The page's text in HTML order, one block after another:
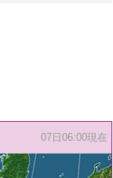
07日06:00現在